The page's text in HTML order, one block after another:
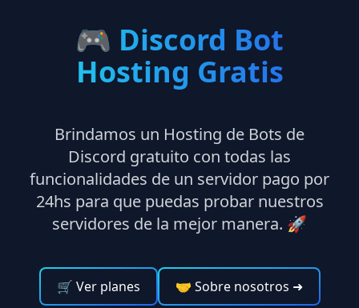
🎮 Discord Bot
Hosting Gratis
Brindamos un Hosting de Bots de
Discord gratuito con todas las
funcionalidades de un servidor pago por
24hs para que puedas probar nuestros
servidores de la mejor manera. 🚀
🛒 Ver planes 🤝 Sobre nosotros ➜